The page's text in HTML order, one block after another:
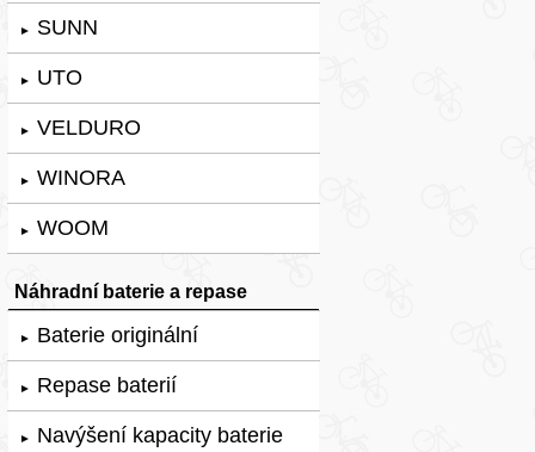
► SUNN
► UTO
► VELDURO
► WINORA
► WOOM
Náhradní baterie a repase
► Baterie originální
► Repase baterií
► Navýšení kapacity baterie